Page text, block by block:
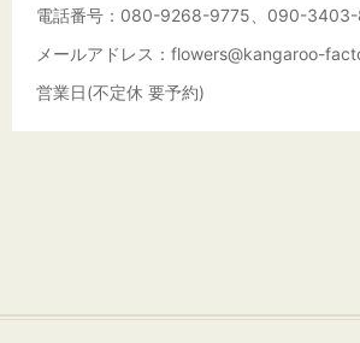
電話番号：080-9268-9775、090-
メールアドレス：flowers@kangaroo-
営業日(不定休 要予約)